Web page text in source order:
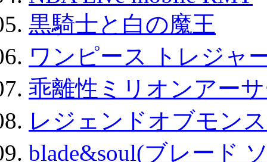
黒騎士と白の魔王
ワンピース トレジャ
乖離性ミリオンアー
レジェンドオブモン
blade&soul(ブレード